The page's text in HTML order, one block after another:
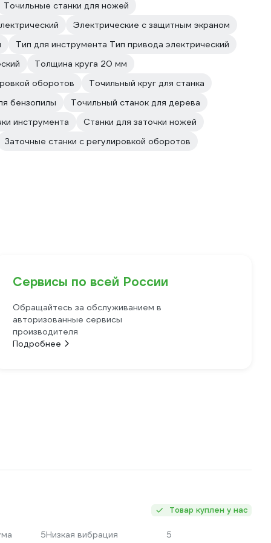
Точильные станки для ножей
Электрические с защитным экраном
Тип для инструмента Тип привода электрический
Толщина круга 20 мм
оборотов
Точильный круг для станка
бензопилы
Точильный станок для дерева
инструмента
Станки для заточки ножей
Заточные станки с регулировкой оборотов
Сервисы по всей России
Обращайтесь за обслуживанием в
авторизованные сервисы
производителя
Подробнее
Товар куплен у нас
5Низкая вибрация 5